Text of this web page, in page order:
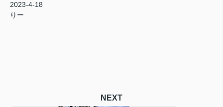
2023-4-18
りー
NEXT